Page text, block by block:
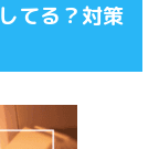
てる？対策